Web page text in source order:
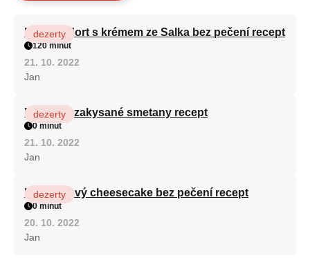
Patrový dort s krémem ze Salka bez pečení recept
dezerty
120 minut
21. 10. 2022
Jan
Fánky ze zakysané smetany recept
dezerty
0 minut
21. 10. 2022
Jan
Karamelový cheesecake bez pečení recept
dezerty
0 minut
20. 10. 2022
Jan